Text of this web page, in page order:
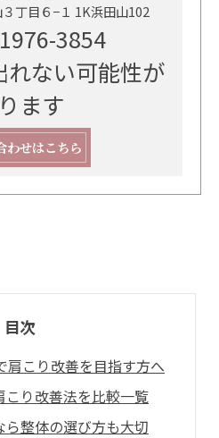
丁目６−１ 1K浜田山102
3854
ない可能性が
ます
わせはこちら
目次
肩こり改善を目指す方へ
こり改善法を比較一覧
ら整体の選び方も大切